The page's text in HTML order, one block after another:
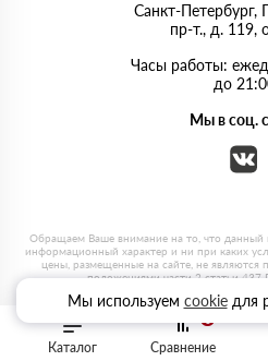
Каталог Сравнение
Санкт-Петербург,
пр-т., д. 119,
Часы работы:
до
Мы в соц.
Мы используем cookieдля